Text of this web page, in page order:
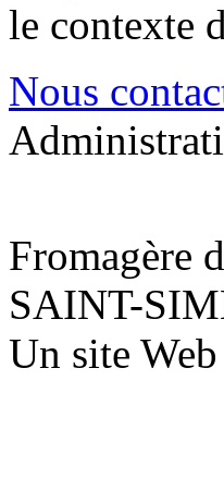
le contexte
Nous
Fromagère
SAINT-
Un site